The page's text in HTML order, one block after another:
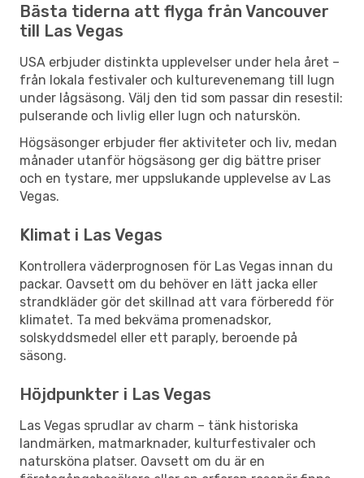
Bästa tiderna att flyga från Vancouver
till Las Vegas
USA erbjuder distinkta upplevelser under hela året –
från lokala festivaler och kulturevenemang till lugn
under lågsäsong. Välj den tid som passar din resestil:
pulserande och livlig eller lugn och naturskön.
Högsäsonger erbjuder fler aktiviteter och liv, medan
månader utanför högsäsong ger dig bättre priser
och en tystare, mer uppslukande upplevelse av Las
Vegas.
Klimat i Las Vegas
Kontrollera väderprognosen för Las Vegas innan du
packar. Oavsett om du behöver en lätt jacka eller
strandkläder gör det skillnad att vara förberedd för
klimatet. Ta med bekväma promenadskor,
solskyddsmedel eller ett paraply, beroende på
säsong.
Höjdpunkter i Las Vegas
Las Vegas sprudlar av charm – tänk historiska
landmärken, matmarknader, kulturfestivaler och
natursköna platser. Oavsett om du är en